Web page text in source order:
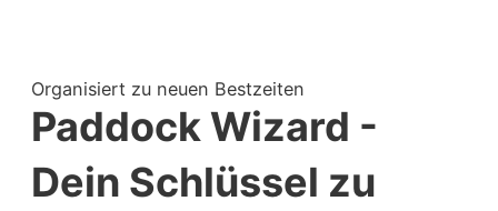
Paddock Wizard -
Dein Schlüssel zu
Organisiert zu neuen Bestzeiten